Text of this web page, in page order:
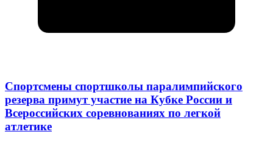
Спортсмены спортшколы паралимпийского
резерва примут участие на Кубке России и
Всероссийских соревнованиях по легкой
атлетике